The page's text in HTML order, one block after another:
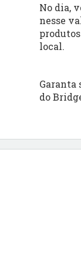
No dia,
nesse
local.
Garanta
do